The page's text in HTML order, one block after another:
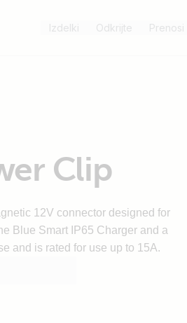
Izdelki Odkrijte Prenosi
Clip
12V connector designed for
Blue Smart IP65 Charger and a
and is rated for use up to 15A.